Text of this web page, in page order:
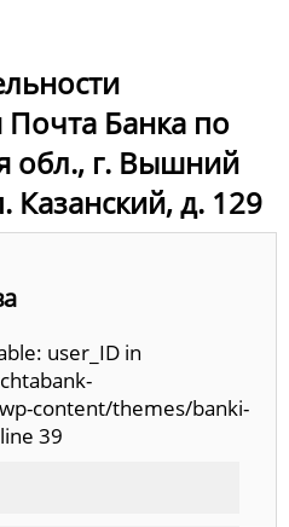
Банка по
обл., г. Вышний
Казанский, д. 129
user_ID in
content/themes/banki-
39